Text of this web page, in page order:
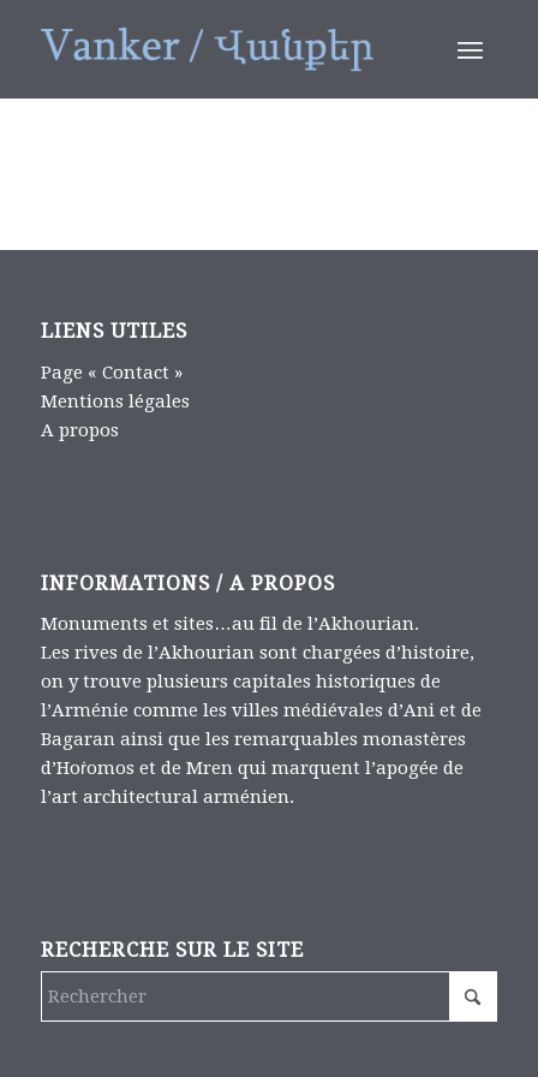
LIENS UTILES
Page « Contact »
Mentions légales
A propos
INFORMATIONS / A PROPOS
Monuments et sites…au fil de l’Akhourian.
Les rives de l’Akhourian sont chargées d’histoire,
on y trouve plusieurs capitales historiques de
l’Arménie comme les villes médiévales d’Ani et de
Bagaran ainsi que les remarquables monastères
d’Hoṙomos et de Mren qui marquent l’apogée de
l’art architectural arménien.
RECHERCHE SUR LE SITE